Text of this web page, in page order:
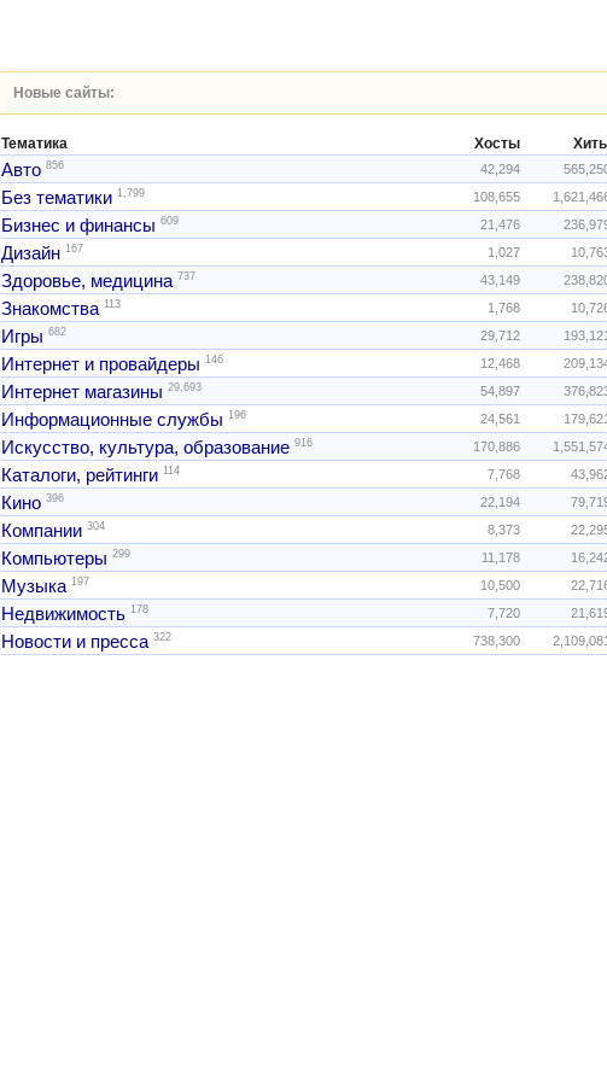
Новые сайты:
Тематика Хосты
Авто 856 42,294
Без тематики 1,799 108,655
Бизнес и финансы 609 21,476
Дизайн 167 1,027
Здоровье, медицина 737 43,149
Знакомства 113 1,768
Игры 682 29,712 193,121
Интернет и провайдеры 146 12,468
Интернет магазины 29,693 54,897
Информационные службы 196 24,561 179,621
Искусство, культура, образование 916 170,886
Каталоги, рейтинги 114 7,768
Кино 396 22,194
Компании 304 8,373
Компьютеры 299 11,178
Музыка 197 10,500
Недвижимость 178 7,720
Новости и пресса 322 738,300 2,109,081